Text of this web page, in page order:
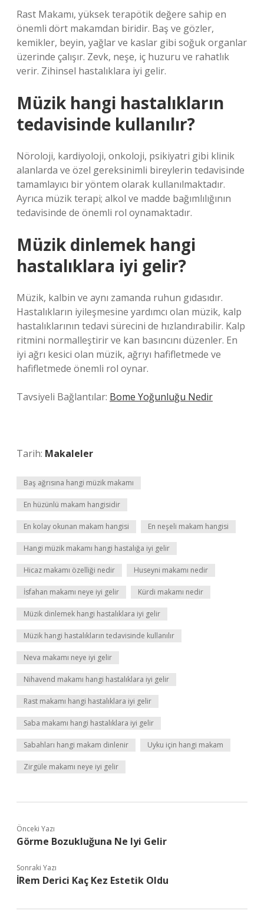
Rast Makamı, yüksek terapötik değere sahip en
önemli dört makamdan biridir. Baş ve gözler,
kemikler, beyin, yağlar ve kaslar gibi soğuk organlar
üzerinde çalışır. Zevk, neşe, iç huzuru ve rahatlık
verir. Zihinsel hastalıklara iyi gelir.
Müzik hangi hastalıkların
tedavisinde kullanılır?
Nöroloji, kardiyoloji, onkoloji, psikiyatri gibi klinik
alanlarda ve özel gereksinimli bireylerin tedavisinde
tamamlayıcı bir yöntem olarak kullanılmaktadır.
Ayrıca müzik terapi; alkol ve madde bağımlılığının
tedavisinde de önemli rol oynamaktadır.
Müzik dinlemek hangi
hastalıklara iyi gelir?
Müzik, kalbin ve aynı zamanda ruhun gıdasıdır.
Hastalıkların iyileşmesine yardımcı olan müzik, kalp
hastalıklarının tedavi sürecini de hızlandırabilir. Kalp
ritmini normalleştirir ve kan basıncını düzenler. En
iyi ağrı kesici olan müzik, ağrıyı hafifletmede ve
hafifletmede önemli rol oynar.
Tavsiyeli Bağlantılar: Bome Yoğunluğu Nedir
Tarih: Makaleler
Baş ağrısına hangi müzik makamı
En hüzünlü makam hangisidir
En kolay okunan makam hangisi En neşeli makam hangisi
Hangi müzik makamı hangi hastalığa iyi gelir
Hicaz makamı özelliği nedir Huseyni makamı nedir
İsfahan makamı neye iyi gelir Kürdi makamı nedir
Müzik dinlemek hangi hastalıklara iyi gelir
Müzik hangi hastalıkların tedavisinde kullanılır
Neva makamı neye iyi gelir
Nihavend makamı hangi hastalıklara iyi gelir
Rast makamı hangi hastalıklara iyi gelir
Saba makamı hangi hastalıklara iyi gelir
Sabahları hangi makam dinlenir Uyku için hangi makam
Zirgüle makamı neye iyi gelir
Önceki Yazı
Görme Bozukluğuna Ne Iyi Gelir
Sonraki Yazı
İRem Derici Kaç Kez Estetik Oldu